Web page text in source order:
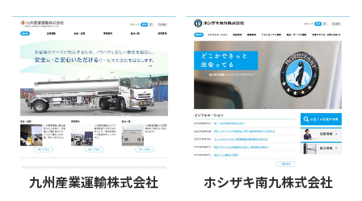
九州産業運輸株式会社 ホシザキ南九株式会社